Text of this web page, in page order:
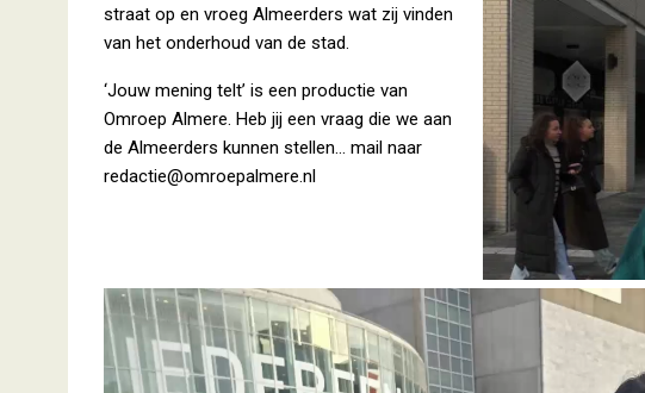
straat op en vroeg Almeerders wat zij vinden
van het onderhoud van de stad.
‘Jouw mening telt’ is een productie van
Omroep Almere. Heb jij een vraag die we aan
de Almeerders kunnen stellen… mail naar
redactie@omroepalmere.nl